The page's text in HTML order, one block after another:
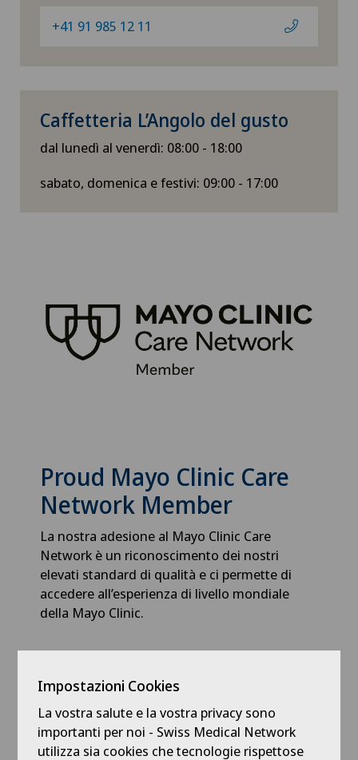
+41 91 985 12 11
Caffetteria L’Angolo del gusto
dal lunedì al venerdì: 08:00 - 18:00
sabato, domenica e festivi: 09:00 - 17:00
Proud Mayo Clinic Care
Network Member
La nostra adesione al Mayo Clinic Care
Network è un riconoscimento dei nostri
elevati standard di qualità e ci permette di
accedere all’esperienza di livello mondiale
della Mayo Clinic.
Nissa S R-B
Impostazioni Cookies
La vostra salute e la vostra privacy sono
importanti per noi - Swiss Medical Network
utilizza sia cookies che tecnologie rispettose